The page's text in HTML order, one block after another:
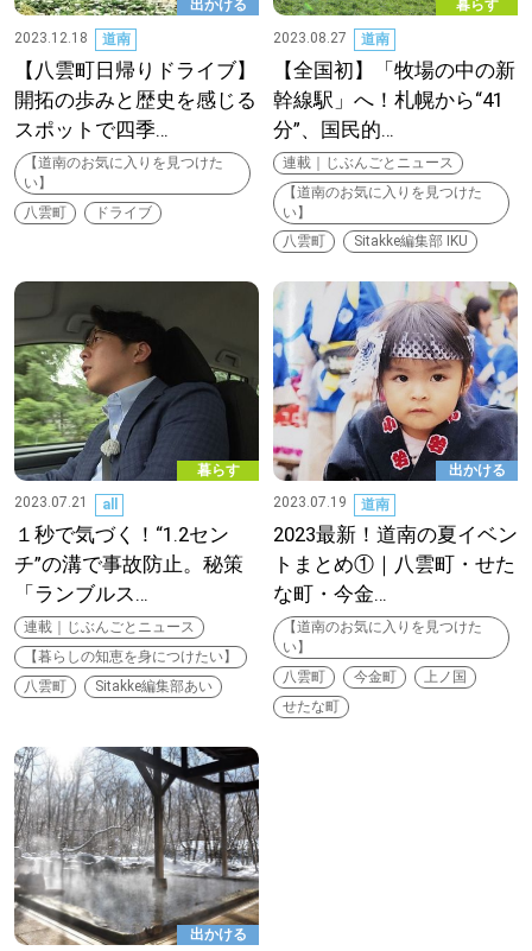
札幌
道北
道南
道東
KEYWORD キーワード
Sitakke編集部あい
【いろんな価値観や生き方に触れたい】
Sitakke編集部 IKU 【まったり楽しみたい】
【暮らしの知恵を身につけたい】 札幌市
【札幌のお気に入りを見つけたい】
【道央のお気に入りを見つけたい】
【道北のお気に入りを見つけたい】
【道東のお気に入りを見つけたい】
出かける
2023.12.18
道南
【八雲町日帰りドライブ】
開拓の歩みと歴史を感じる
スポットで四季…
【道南のお気に入りを見つけた
い】
八雲町
ドライブ
暮らす
2023.08.27
道南
【全国初】「牧場の中の新
幹線駅」へ！札幌から“41
分”、国民的…
連載｜じぶんごとニュース
【道南のお気に入りを見つけた
い】
八雲町
Sitakke編集部 IKU
暮らす
2023.07.21
all
１秒で気づく！“1.2セン
チ”の溝で事故防止。秘策
「ランブルス…
連載｜じぶんごとニュース
【暮らしの知恵を身につけたい】
八雲町
Sitakke編集部あい
出かける
2023.07.19
道南
2023最新！道南の夏イベン
トまとめ①｜八雲町・せた
な町・今金…
【道南のお気に入りを見つけた
い】
八雲町
今金町
上ノ国
せたな町
出かける